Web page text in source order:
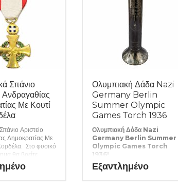
Σπάνιο
Ανδραγαθίας
Με Κουτί
Αριστείο
Δημοκρατίας Με
Στο φυσικό
θα βρείτε
ελληνικών και
και
Ολυμπιακή Δάδα Nazi
Germany Berlin
Summer Olympic
Games Torch 1936
Ολυμπιακή Δάδα Nazi
Germany Berlin Summer
Olympic Games Torch
1936!
Η γνησιότητα όλων των
προϊόντων μας είναι εγγυημένη
Εξαντλημένο